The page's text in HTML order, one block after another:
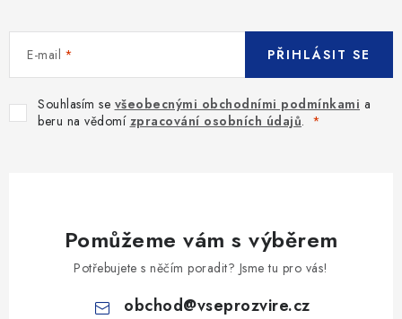
E-mail
Souhlasím se všeobecnými obchodními podmínkami a
beru na vědomí zpracování osobních údajů.
PŘIHLÁSIT SE
Pomůžeme vám s výběrem
Potřebujete s něčím poradit? Jsme tu pro vás!
obchod@vseprozvire.cz